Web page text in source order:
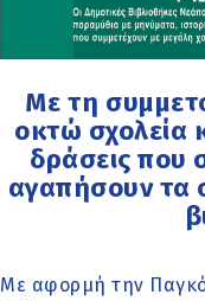
Με τη
οκτώ σχολεία
δράσεις που
αγαπήσουν τα
Με αφορμή την